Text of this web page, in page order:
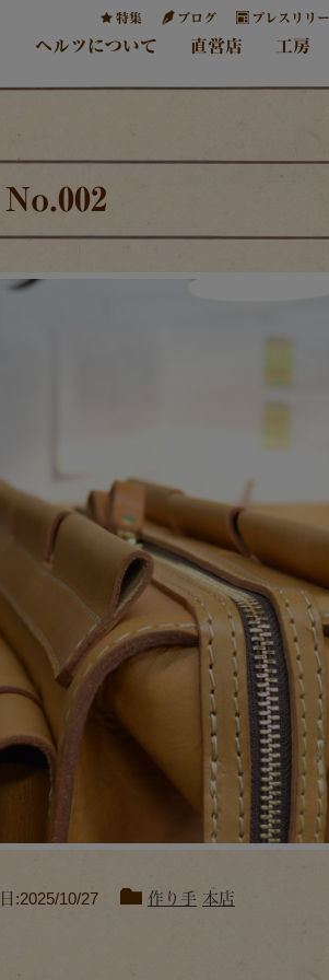
特集 ブログ プレスリリ
ヘルツについて 直営店 工房
:2025/10/27 作り手 本店